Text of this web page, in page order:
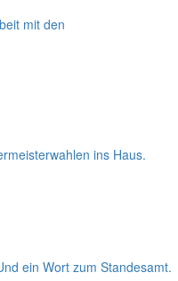
mit den
ins Haus.
ein Wort zum Standesamt.